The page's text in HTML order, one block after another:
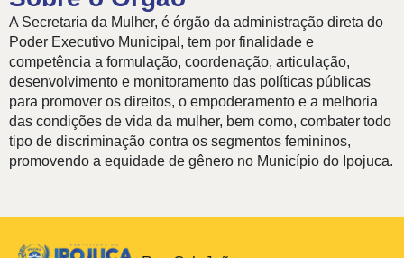
A Secretaria da Mulher, é órgão da administração direta do
Poder Executivo Municipal, tem por finalidade e
competência a formulação, coordenação, articulação,
desenvolvimento e monitoramento das políticas públicas
para promover os direitos, o empoderamento e a melhoria
das condições de vida da mulher, bem como, combater todo
tipo de discriminação contra os segmentos femininos,
promovendo a equidade de gênero no Município do Ipojuca.